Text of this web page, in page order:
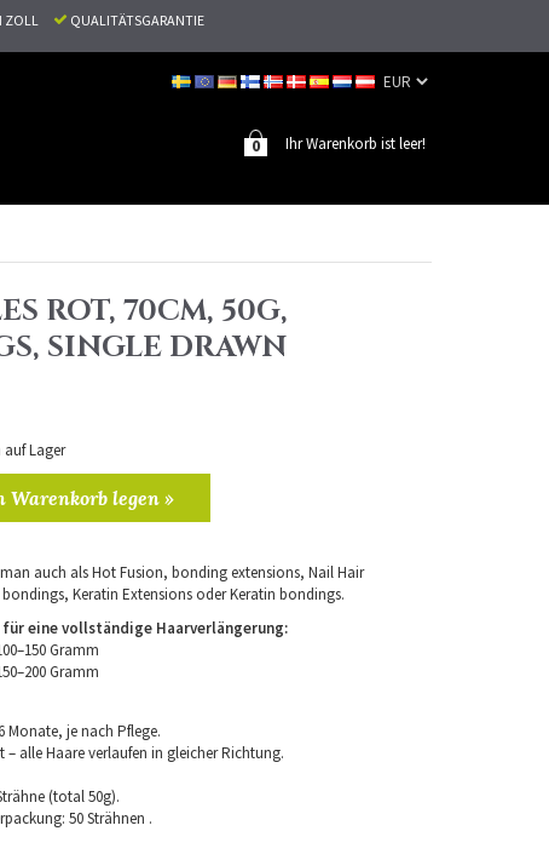
ZOLL QUALITÄTSGARANTIE
Ihr Warenkorb ist leer!
0
ROT, 70CM, 50G,
SINGLE DRAWN
auf Lager
Warenkorb legen »
auch als Hot Fusion, bonding extensions, Nail Hair
Keratin Extensions oder Keratin bondings.
eine vollständige Haarverlängerung:
Gramm
Gramm
Monate, je nach Pflege.
– alle Haare verlaufen in gleicher Richtung.
(total 50g).
50 Strähnen .